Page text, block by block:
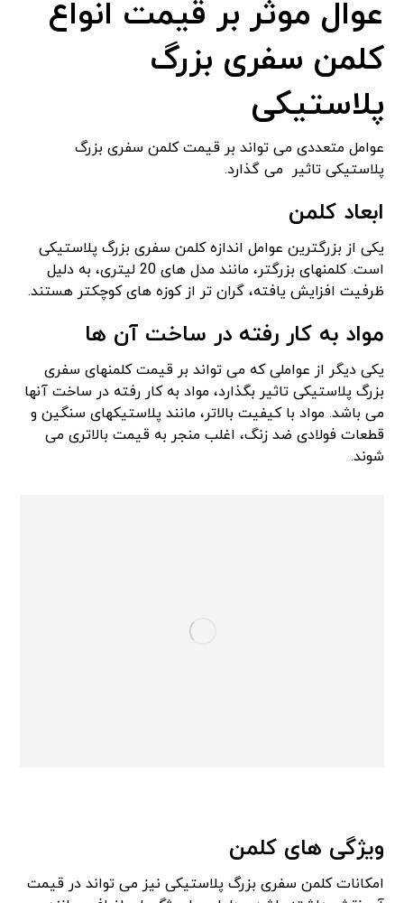
عوال موثر بر قیمت انواع
کلمن سفری بزرگ
پلاستیکی
عوامل متعددی می تواند بر قیمت کلمن سفری بزرگ
پلاستیکی تاثیر می گذارد.
ابعاد کلمن
یکی از بزرگترین عوامل اندازه کلمن سفری بزرگ پلاستیکی
است. کلمنهای بزرگتر، مانند مدل های 20 لیتری، به دلیل
ظرفیت افزایش یافته، گران تر از کوزه های کوچکتر هستند.
مواد به کار رفته در ساخت آن ها
یکی دیگر از عواملی که می تواند بر قیمت کلمنهای سفری
بزرگ پلاستیکی تاثیر بگذارد، مواد به کار رفته در ساخت آنها
می باشد. مواد با کیفیت بالاتر، مانند پلاستیکهای سنگین و
قطعات فولادی ضد زنگ، اغلب منجر به قیمت بالاتری می
شوند.
ویژگی های کلمن
امکانات کلمن سفری بزرگ پلاستیکی نیز می تواند در قیمت